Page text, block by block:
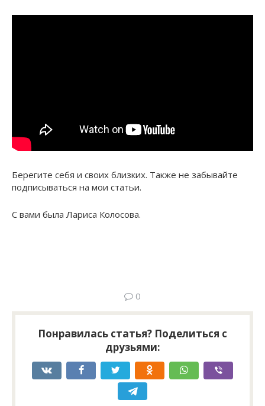
Берегите себя и своих близких. Также не забывайте
подписываться на мои статьи.
С вами была Лариса Колосова.
0
Понравилась статья? Поделиться с
друзьями: